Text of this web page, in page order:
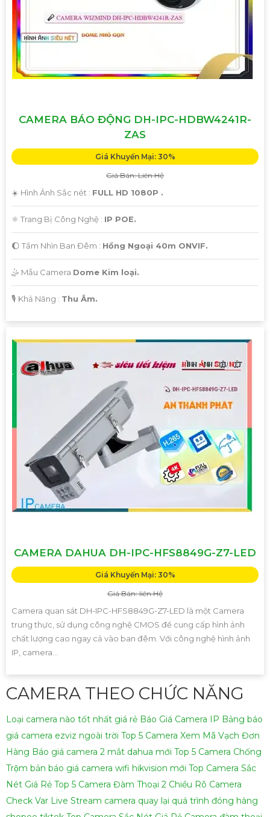
CAMERA BÁO ĐỘNG DH-IPC-HDBW4241R-
ZAS
Giá Khuyến Mại: 30%
Giá Bán: Liên Hệ
☀️ Hình Ảnh Sắc nét : FULL HD 1080P .
⚛️ Trang Bị Công Nghệ : IP POE.
🌔 Tầm Nhìn Ban Đêm : Hồng Ngoại 40m ONVIF.
🤹 Mẫu Camera Dome Kim loại.
️🎙 Khả Năng : Thu Âm.
CAMERA DAHUA DH-IPC-HFS8849G-Z7-LED
Giá Khuyến Mại: 30%
Giá Bán: liên Hệ
Camera quan sát DH-IPC-HFS8849G-Z7-LED là một Camera
trung thực, sử dụng công nghệ CMOS để cung cấp hình ảnh
chất lượng cao ngay cả vào ban đêm. Với công nghệ hình ảnh
IP, camera...
CAMERA THEO CHỨC NĂNG
Loại camera nào tốt nhất giá rẻ Báo Giá Camera IP Bảng báo
giá camera ezviz ngoài trời Top 5 Camera Xem Mã Vạch Đơn
Hàng Báo giá camera 2 mắt dahua mới Top 5 Camera Chống
Trộm bản báo giá camera wifi hikvision mới Top Camera Sắc
Nét Giá Rẻ Top 5 Camera Đàm Thoại 2 Chiều Rõ Camera
Check Var Live Stream camera quay lại quá trình đóng hàng